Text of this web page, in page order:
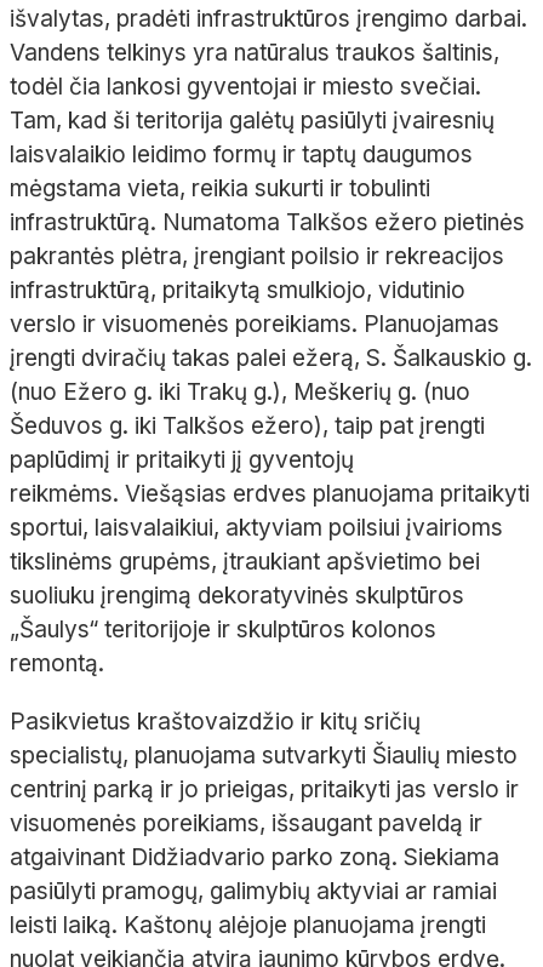
išvalytas, pradėti infrastruktūros įrengimo darbai.
Vandens telkinys yra natūralus traukos šaltinis,
todėl čia lankosi gyventojai ir miesto svečiai.
Tam, kad ši teritorija galėtų pasiūlyti įvairesnių
laisvalaikio leidimo formų ir taptų daugumos
mėgstama vieta, reikia sukurti ir tobulinti
infrastruktūrą. Numatoma Talkšos ežero pietinės
pakrantės plėtra, įrengiant poilsio ir rekreacijos
infrastruktūrą, pritaikytą smulkiojo, vidutinio
verslo ir visuomenės poreikiams. Planuojamas
įrengti dviračių takas palei ežerą, S. Šalkauskio g.
(nuo Ežero g. iki Trakų g.), Meškerių g. (nuo
Šeduvos g. iki Talkšos ežero), taip pat įrengti
paplūdimį ir pritaikyti jį gyventojų
reikmėms. Viešąsias erdves planuojama pritaikyti
sportui, laisvalaikiui, aktyviam poilsiui įvairioms
tikslinėms grupėms, įtraukiant apšvietimo bei
suoliuku įrengimą dekoratyvinės skulptūros
„Šaulys“ teritorijoje ir skulptūros kolonos
remontą.
Pasikvietus kraštovaizdžio ir kitų sričių
specialistų, planuojama sutvarkyti Šiaulių miesto
centrinį parką ir jo prieigas, pritaikyti jas verslo ir
visuomenės poreikiams, išsaugant paveldą ir
atgaivinant Didžiadvario parko zoną. Siekiama
pasiūlyti pramogų, galimybių aktyviai ar ramiai
leisti laiką. Kaštonų alėjoje planuojama įrengti
nuolat veikiančią atvirą jaunimo kūrybos erdvę.